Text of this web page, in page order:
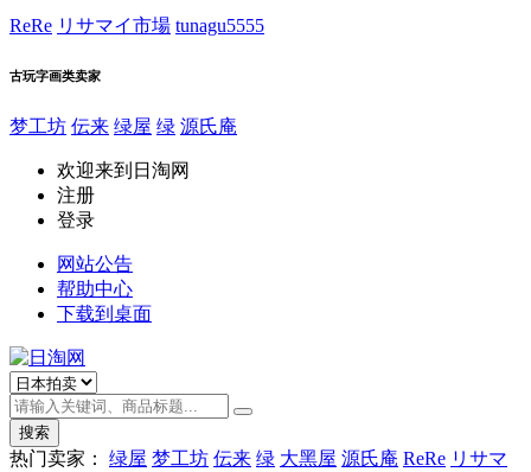
ReRe リサマイ市場 tunagu5555
古玩字画类卖家
梦工坊 伝来 绿屋 绿 源氏庵
欢迎来到日淘网
注册
登录
网站公告
帮助中心
下载到桌面
搜索
热门卖家： 绿屋 梦工坊 伝来 绿 大黑屋 源氏庵 ReRe リサマ